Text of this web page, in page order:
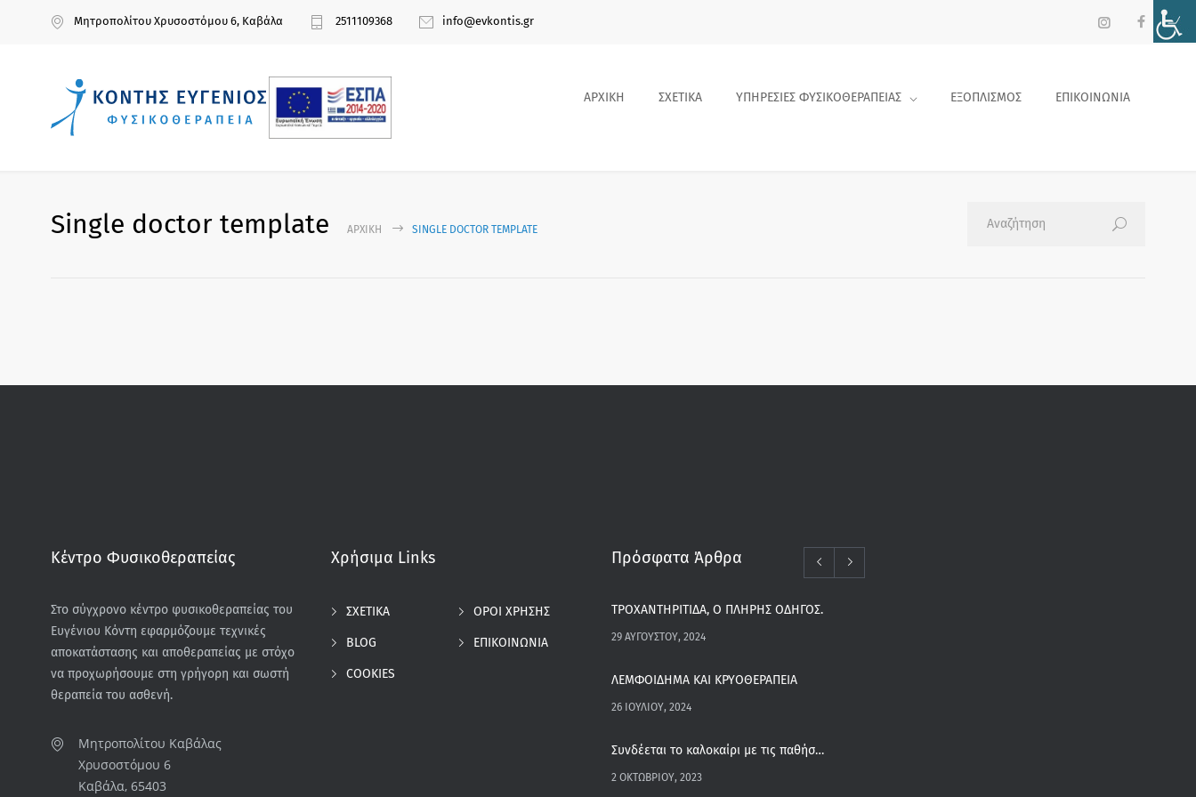
Μητροπολίτου Χρυσοστόμου 6, Καβάλα 2511109368 info@evkontis.gr
ΑΡΧΙΚΗ ΣΧΕΤΙΚΑ ΥΠΗΡΕΣΙΕΣ ΦΥΣΙΚΟΘΕΡΑΠΕΙΑΣ ΕΞΟΠΛΙΣΜΟΣ ΕΠΙΚΟΙΝΩΝΙΑ
Single doctor template ΑΡΧΙΚΉ SINGLE DOCTOR TEMPLATE
Κέντρο Φυσικοθεραπείας
Στο σύγχρονο κέντρο φυσικοθεραπείας του
Ευγένιου Κόντη εφαρμόζουμε τεχνικές
αποκατάστασης και αποθεραπείας με στόχο
να προχωρήσουμε στη γρήγορη και σωστή
θεραπεία του ασθενή.
Μητροπολίτου Καβάλας
Χρυσοστόμου 6
Καβάλα, 65403
Χρήσιμα Links
ΣΧΕΤΙΚΑ ΟΡΟΙ ΧΡΗΣΗΣ
BLOG ΕΠΙΚΟΙΝΩΝΙΑ
COOKIES
Πρόσφατα Άρθρα
ΤΡΟΧΑΝΤΗΡΙΤΙΔΑ, Ο ΠΛΗΡΗΣ ΟΔΗΓΟΣ.
29 ΑΥΓΟΎΣΤΟΥ, 2024
ΛΕΜΦΟΙΔΗΜΑ ΚΑΙ ΚΡΥΟΘΕΡΑΠΕΙΑ
26 ΙΟΥΛΊΟΥ, 2024
Συνδέεται το καλοκαίρι με τις παθήσεις του πέλματος;
2 ΟΚΤΩΒΡΊΟΥ, 2023